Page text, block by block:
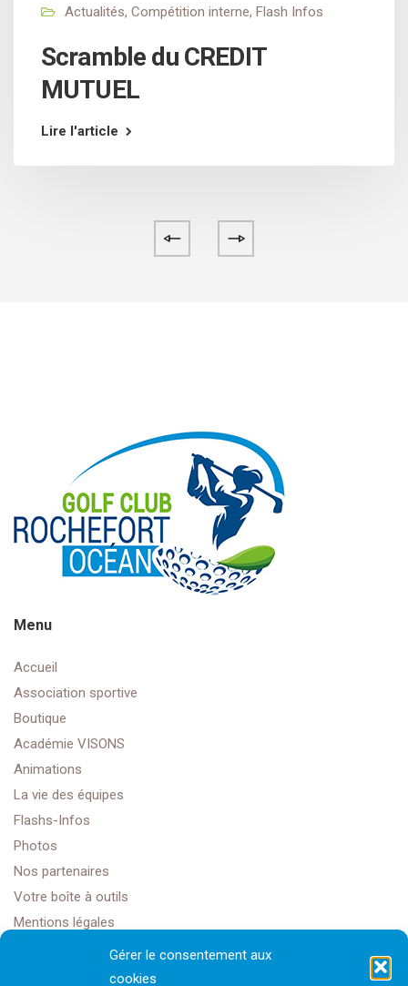
Gérer le consentement aux
cookies
Actualités, Compétition interne, Flash Infos
Scramble du CREDIT
MUTUEL
Lire l'article
Menu
Accueil
Association sportive
Boutique
Académie VISONS
Animations
La vie des équipes
Flashs-Infos
Photos
Nos partenaires
Votre boîte à outils
Mentions légales